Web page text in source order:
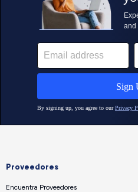
Proveedores
Encuentra Proveedores